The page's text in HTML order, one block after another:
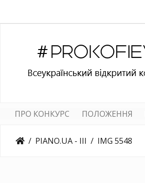
ПРО КОНКУРС ПОЛОЖЕННЯ
PIANO.UA - III IMG 5548